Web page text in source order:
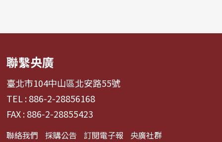
聯繫央廣
臺北市104中山區北安路55號
TEL : 886-2-28856168
FAX : 886-2-28855423
聯絡我們 採購公告 訂閱電子報 央廣社群